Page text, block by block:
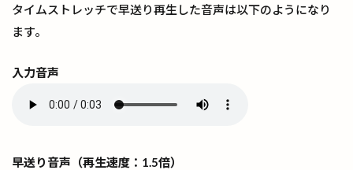
タイムストレッチで早送り再生した音声は以下のようになり
ます。
入力音声
早送り音声（再生速度：1.5倍）